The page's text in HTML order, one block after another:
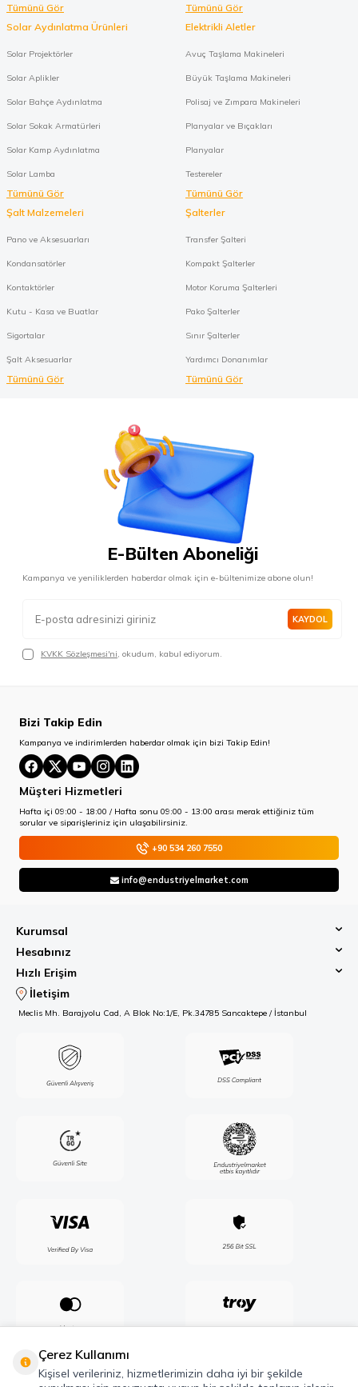
Tümünü Gör
Tümünü Gör
Solar Aydınlatma Ürünleri
Solar Projektörler
Solar Aplikler
Solar Bahçe Aydınlatma
Solar Sokak Armatürleri
Solar Kamp Aydınlatma
Solar Lamba
Tümünü Gör
Elektrikli Aletler
Avuç Taşlama Makineleri
Büyük Taşlama Makineleri
Polisaj ve Zımpara Makineleri
Planyalar ve Bıçakları
Planyalar
Testereler
Tümünü Gör
Şalt Malzemeleri
Pano ve Aksesuarları
Kondansatörler
Kontaktörler
Kutu - Kasa ve Buatlar
Sigortalar
Şalt Aksesuarlar
Tümünü Gör
Şalterler
Transfer Şalteri
Kompakt Şalterler
Motor Koruma Şalterleri
Pako Şalterler
Sınır Şalterler
Yardımcı Donanımlar
Tümünü Gör
E-Bülten Aboneliği
Kampanya ve yeniliklerden haberdar olmak için e-bültenimize abone olun!
KAYDOL
KVKK Sözleşmesi'ni, okudum, kabul ediyorum.
Bizi Takip Edin
Kampanya ve indirimlerden haberdar olmak için bizi Takip Edin!
Müşteri Hizmetleri
Hafta içi 09:00 - 18:00 / Hafta sonu 09:00 - 13:00 arası merak ettiğiniz tüm
sorular ve siparişleriniz için ulaşabilirsiniz.
+90 534 260 7550
info@endustriyelmarket.com
Kurumsal
Hesabınız
Hızlı Erişim
İletişim
Meclis Mh. Barajyolu Cad, A Blok No:1/E, Pk.34785 Sancaktepe / İstanbul
Çerez Kullanımı
Kişisel verileriniz, hizmetlerimizin daha iyi bir şekilde